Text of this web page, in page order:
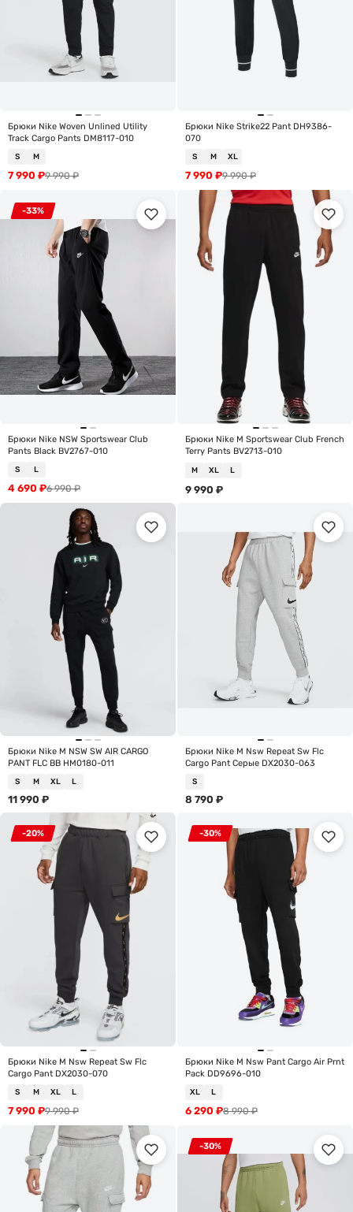
Брюки Nike Woven Unlined Utility
Track Cargo Pants DM8117-010
S M
9 990₽
7 990 ₽
Брюки Nike Strike22 Pant DH9386-
070
S M XL
9 990₽
7 990 ₽
-33%
Брюки Nike NSW Sportswear Club
Pants Black BV2767-010
S L
6 990₽
4 690 ₽
Брюки Nike M Sportswear Club French
Terry Pants BV2713-010
M XL L
9 990 ₽
Брюки Nike M NSW SW AIR CARGO
PANT FLC BB HM0180-011
S M XL L
11 990 ₽
Брюки Nike M Nsw Repeat Sw Flc
Cargo Pant Серые DX2030-063
S
8 790 ₽
-20%
Брюки Nike M Nsw Repeat Sw Flc
Cargo Pant DX2030-070
S M XL L
9 990₽
7 990 ₽
-30%
Брюки Nike M Nsw Pant Cargo Air Prnt
Pack DD9696-010
XL L
8 990₽
6 290 ₽
-30%